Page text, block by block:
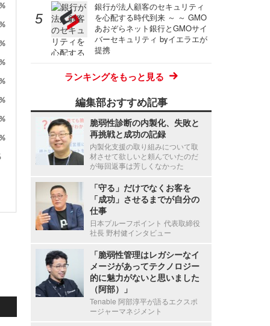
銀行が法人顧客のセキュリティ
を心配する時代到来 ～ ～ GMO
あおぞらネット銀行とGMOサイ
バーセキュリティ byイエラエが
提携
ランキングをもっと見る
編集部おすすめ記事
脆弱性診断の内製化、失敗と
再挑戦と成功の記録
内製化支援の取り組みについて取
材させて欲しいと頼んでいたのだ
が毎回返事は芳しくなかった
「守る」だけでなくお客を
「成功」させるまでが自分の
仕事
日本プルーフポイント 代表取締役
社長 野村健インタビュー
「脆弱性管理はレガシーなイ
メージがあってテクノロジー
的に魅力がないと思いました
（阿部）」
Tenable 阿部淳平が語るエクスポ
ージャーマネジメント